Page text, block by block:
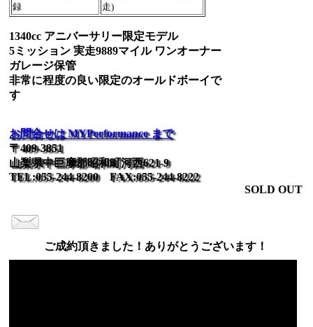
録
走)
1340cc アニバーサリー限定モデル
5ミッション 実走9889マイル ワンオーナー
ガレージ保管
非常に程度の良い限定のオールドボーイで
す
お問合せは MYPerformance まで
〒409-3851
山梨県中巨摩郡昭和町河西621-9
TEL:055-244-8200 FAX:055-244-8222
SOLD OUT
ご成約頂きました！ありがとうございます！